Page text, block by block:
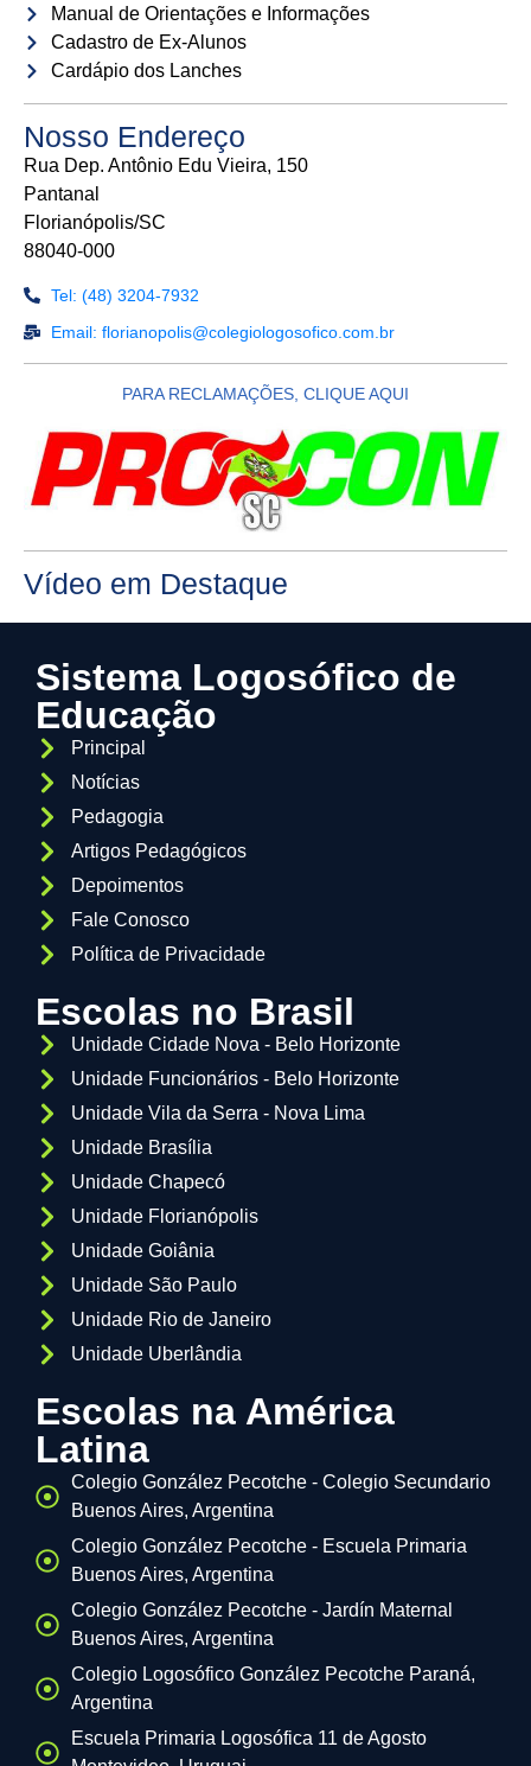
Manual de Orientações e Informações
Cadastro de Ex-Alunos
Cardápio dos Lanches
Nosso Endereço
Rua Dep. Antônio Edu Vieira, 150
Pantanal
Florianópolis/SC
88040-000
Tel: (48) 3204-7932
Email: florianopolis@colegiologosofico.com.br
PARA RECLAMAÇÕES, CLIQUE AQUI
Vídeo em Destaque
Sistema Logosófico de
Educação
Principal
Notícias
Pedagogia
Artigos Pedagógicos
Depoimentos
Fale Conosco
Política de Privacidade
Escolas no Brasil
Unidade Cidade Nova - Belo Horizonte
Unidade Funcionários - Belo Horizonte
Unidade Vila da Serra - Nova Lima
Unidade Brasília
Unidade Chapecó
Unidade Florianópolis
Unidade Goiânia
Unidade São Paulo
Unidade Rio de Janeiro
Unidade Uberlândia
Escolas na América
Latina
Colegio González Pecotche - Colegio Secundario
Buenos Aires, Argentina
Colegio González Pecotche - Escuela Primaria
Buenos Aires, Argentina
Colegio González Pecotche - Jardín Maternal
Buenos Aires, Argentina
Colegio Logosófico González Pecotche Paraná,
Argentina
Escuela Primaria Logosófica 11 de Agosto